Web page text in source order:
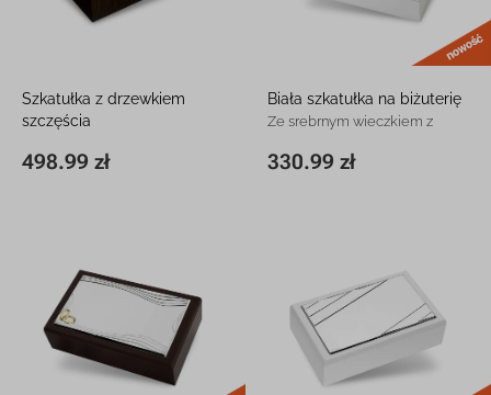
Szkatułka z drzewkiem
szczęścia
498.99 zł
14 x 19 x 5 cm
Biała szkatułka na biżuterię
Ze srebrnym wieczkiem z
330.99 zł
12 x 20,5 x 5,5 cm